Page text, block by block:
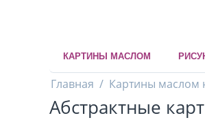
КАРТИНЫ МАСЛОМ
Главная / Картины маслом
Абстрактные